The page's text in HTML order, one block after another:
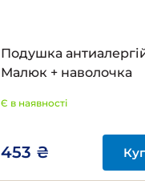
Подушка
Малюк + наволочка
Є в наявності
453 ₴